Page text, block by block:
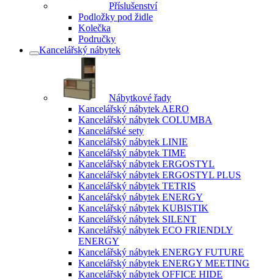
Příslušenství
Podložky pod židle
Kolečka
Područky
Kancelářský nábytek
Nábytkové řady
Kancelářský nábytek AERO
Kancelářský nábytek COLUMBA
Kancelářské sety
Kancelářský nábytek LINIE
Kancelářský nábytek TIME
Kancelářský nábytek ERGOSTYL
Kancelářský nábytek ERGOSTYL PLUS
Kancelářský nábytek TETRIS
Kancelářský nábytek ENERGY
Kancelářský nábytek KUBISTIK
Kancelářský nábytek SILENT
Kancelářský nábytek ECO FRIENDLY
ENERGY
Kancelářský nábytek ENERGY FUTURE
Kancelářský nábytek ENERGY MEETING
Kancelářský nábytek OFFICE HIDE